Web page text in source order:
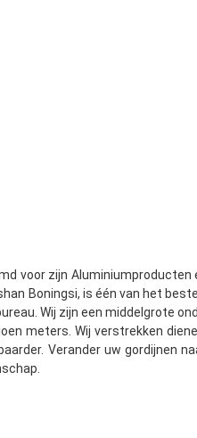
voor zijn
Boningsi, is één van het
Wij zijn een middelgrote
meters. Wij verstrekken
Verander uw gordijnen